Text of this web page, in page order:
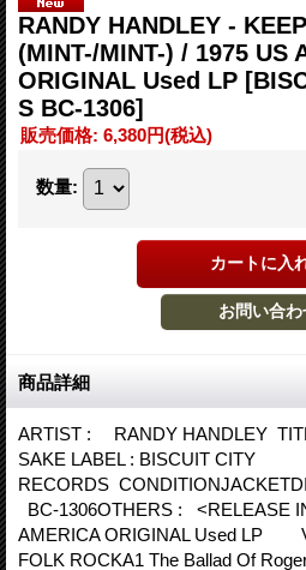
RANDY HANDLEY -
(MINT-/MINT-) / 1975 US
ORIGINAL Used LP
S BC-1306]
販売価格: 6,380円(税込)
数量:
商品詳細
ARTIST : RANDY HANDLEY
SAKE LABEL : BISCUIT CITY
RECORDS
BC-1306OTHERS : <RELEASE
AMERICA ORIGINAL Used LP
FOLK ROCKA1 The Ballad Of